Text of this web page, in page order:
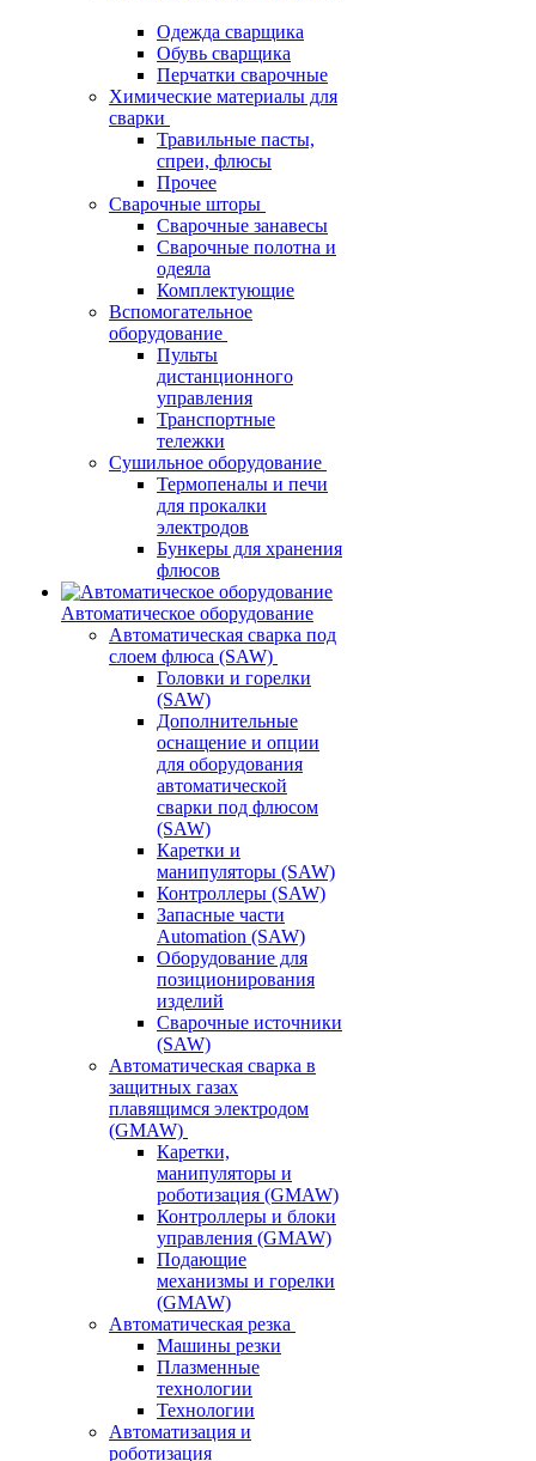
Одежда сварщика
Обувь сварщика
Перчатки сварочные
Химические материалы для
сварки
Травильные пасты,
спреи, флюсы
Прочее
Сварочные шторы
Сварочные занавесы
Сварочные полотна и
одеяла
Комплектующие
Вспомогательное
оборудование
Пульты
дистанционного
управления
Транспортные
тележки
Сушильное оборудование
Термопеналы и печи
для прокалки
электродов
Бункеры для хранения
флюсов
Автоматическое оборудование
Автоматическая сварка под
слоем флюса (SAW)
Головки и горелки
(SAW)
Дополнительные
оснащение и опции
для оборудования
автоматической
сварки под флюсом
(SAW)
Каретки и
манипуляторы (SAW)
Контроллеры (SAW)
Запасные части
Automation (SAW)
Оборудование для
позиционирования
изделий
Сварочные источники
(SAW)
Автоматическая сварка в
защитных газах
плавящимся электродом
(GMAW)
Каретки,
манипуляторы и
роботизация (GMAW)
Контроллеры и блоки
управления (GMAW)
Подающие
механизмы и горелки
(GMAW)
Автоматическая резка
Машины резки
Плазменные
технологии
Технологии
Автоматизация и
роботизация